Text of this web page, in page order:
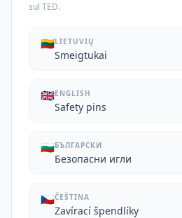
sul TED.
🇱🇹LIETUVIŲ
Smeigtukai
🇬🇧ENGLISH
Safety pins
🇧🇬БЪЛГАРСКИ
Безопасни игли
🇨🇿ČEŠTINA
Zavírací špendlíky